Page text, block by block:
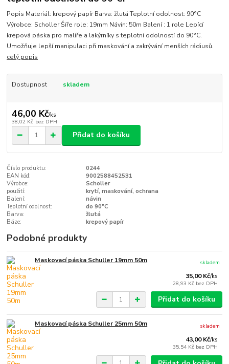
Popis Materiál: krepový papír Barva: žlutá Teplotní odolnost: 90°C
Výrobce: Scholler Šíře role: 19mm Návin: 50m Balení : 1 role Lepící
krepová páska pro malíře a lakýrníky s teplotní odolností do 90°C.
Umožňuje lepší manipulaci při maskování a zakrývání menších rádiusů.
celý popis
Dostupnost skladem
46,00 Kč/ks
38,02 Kč bez DPH
Přidat do košíku
Číslo produktu:
0244
EAN kód:
9002588452531
Výrobce:
Scholler
použití:
krytí, maskování, ochrana
Balení:
návin
Teplotní odolnost:
do 90°C
Barva:
žlutá
Báze:
krepový papír
Podobné produkty
Maskovací páska Schuller 19mm 50m
35,00 Kč/ks
28,93 Kč bez DPH
skladem
Přidat do košíku
Maskovací páska Schuller 25mm 50m
43,00 Kč/ks
35,54 Kč bez DPH
skladem